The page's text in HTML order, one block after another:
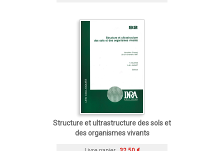
Structure et ultrastructure des sols et
des organismes vivants